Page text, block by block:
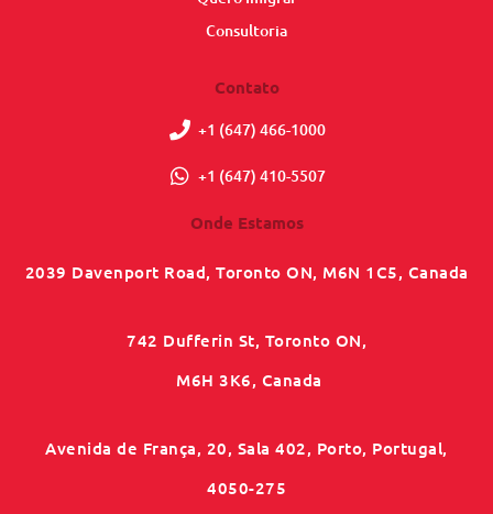
Consultoria
Contato
+1 (647) 466-1000
+1 (647) 410-5507
Onde Estamos
2039 Davenport Road, Toronto ON, M6N 1C5, Canada
742 Dufferin St, Toronto ON,
M6H 3K6, Canada
Avenida de França, 20, Sala 402, Porto, Portugal,
4050-275